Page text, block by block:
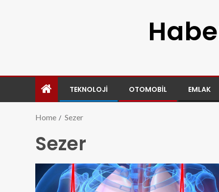
TEKNOLOJI OTOMOBIL EMLAK
Home Sezer
Sezer